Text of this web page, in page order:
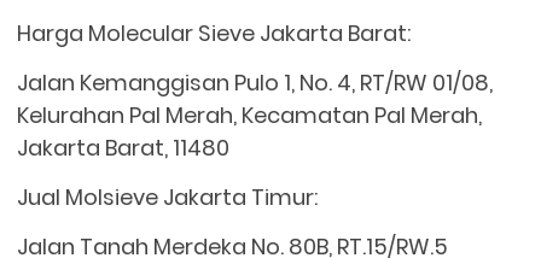
Harga Molecular Sieve Jakarta Barat:
Jalan Kemanggisan Pulo 1, No. 4, RT/RW 01/08,
Kelurahan Pal Merah, Kecamatan Pal Merah,
Jakarta Barat, 11480
Jual Molsieve Jakarta Timur:
Jalan Tanah Merdeka No. 80B, RT.15/RW.5